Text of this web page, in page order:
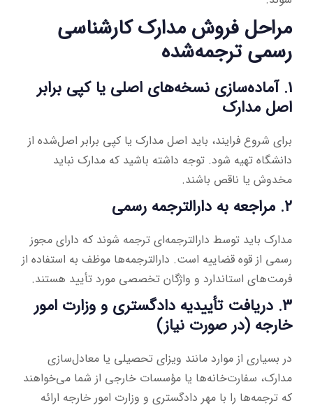
مراحل فروش مدارک کارشناسی
رسمی ترجمه‌شده
۱. آماده‌سازی نسخه‌های اصلی یا کپی برابر
اصل مدارک
برای شروع فرایند، باید اصل مدارک یا کپی برابر اصل‌شده از
دانشگاه تهیه شود. توجه داشته باشید که مدارک نباید
مخدوش یا ناقص باشند.
۲. مراجعه به دارالترجمه رسمی
مدارک باید توسط دارالترجمه‌ای ترجمه شوند که دارای مجوز
رسمی از قوه قضاییه است. دارالترجمه‌ها موظف به استفاده از
فرمت‌های استاندارد و واژگان تخصصی مورد تأیید هستند.
۳. دریافت تأییدیه دادگستری و وزارت امور
خارجه (در صورت نیاز)
در بسیاری از موارد مانند ویزای تحصیلی یا معادل‌سازی
مدارک، سفارت‌خانه‌ها یا مؤسسات خارجی از شما می‌خواهند
که ترجمه‌ها را با مهر دادگستری و وزارت امور خارجه ارائه